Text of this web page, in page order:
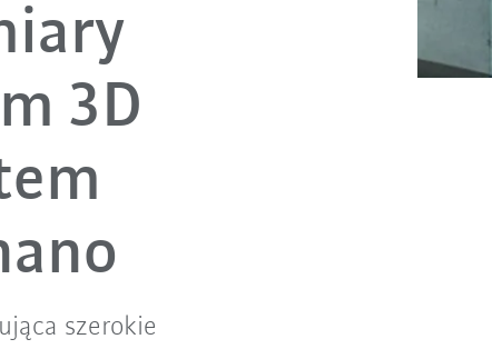
3D
szerokie